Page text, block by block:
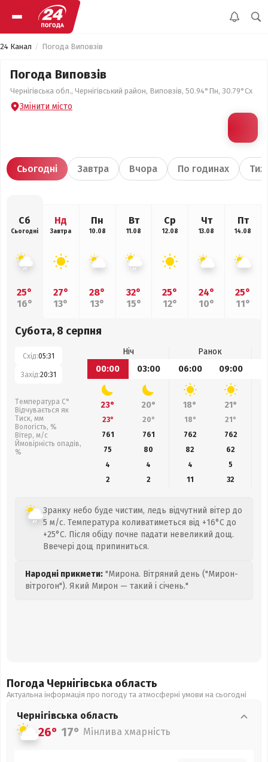
24 Канал Погода Виповзів
Погода Виповзів
Чернігівська обл., Чернігівський район, Виповзів, 50.94°Пн, 30.79°Сх
Змінити місто
Сьогодні Завтра Вчора По годинах
Сб
Сьогодні
25°
16°
Нд
Завтра
27°
13°
Пн
10.08
28°
13°
Вт
11.08
32°
15°
Ср
12.08
25°
12°
Чт
13.08
24°
10°
Пт
14.08
25°
11°
Субота, 8 серпня
Схід:05:31
Захід:20:31
Температура С°
Відчувається як
Тиск, мм
Вологість, %
Вітер, м/с
Ймовірність опадів,
%
Ніч
Ранок
00:00
03:00 06:00 09:00
23° 20° 18° 21°
23° 20° 18° 21°
761
761 762 762
75
80 82 62
4
4 4
5
2
2 11 32
Зранку небо буде чистим, ледь відчутний вітер до
5 м/с. Температура коливатиметься від +16°C до
+25°C. Після обіду почне падати невеликий дощ.
Ввечері дощ припиниться.
Народні прикмети: "Мирона. Вітряний день ("Мирон-
вітрогон"). Який Мирон — такий і січень."
Погода Чернігівська область
Актуальна інформація про погоду та атмосферні умови на сьогодні
Чернігівська область
26° 17° Мінлива хмарність